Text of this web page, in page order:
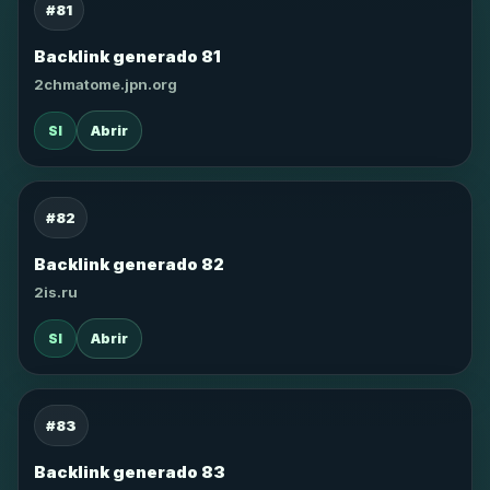
#81
Backlink generado 81
2chmatome.jpn.org
SI Abrir
#82
Backlink generado 82
2is.ru
SI Abrir
#83
Backlink generado 83